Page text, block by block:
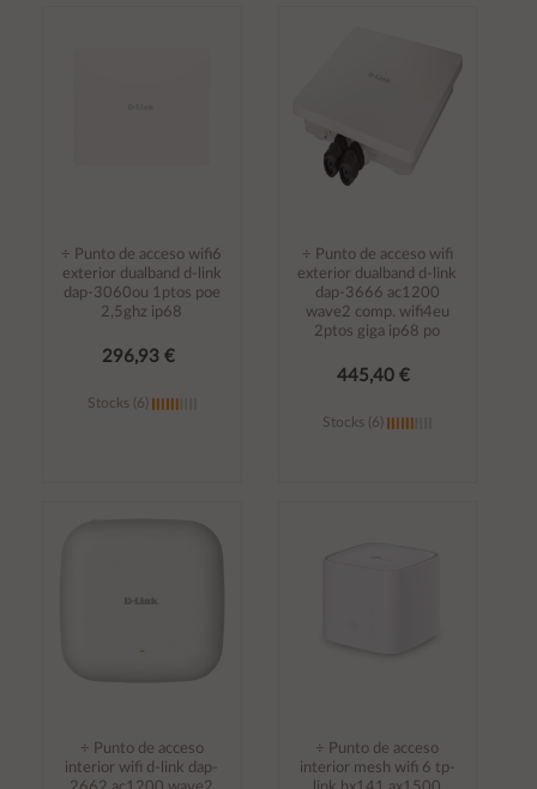
÷ Punto de acceso wifi6
exterior dualband d-link
dap-3060ou 1ptos poe
2,5ghz ip68
296,93 €
Stocks (6)
÷ Punto de acceso wifi
exterior dualband d-link
dap-3666 ac1200
wave2 comp. wifi4eu
2ptos giga ip68 po
445,40 €
Stocks (6)
÷ Punto de acceso
interior wifi d-link dap-
÷ Punto de acceso
interior mesh wifi 6 tp-